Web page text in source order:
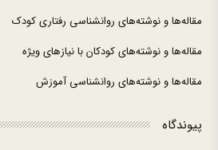
مقاله‌ها و نوشته‌های روانشناسی رفتاری کودک
مقاله‌ها و نوشته‌های کودکان با نیازهای ویژه
مقاله‌ها و نوشته‌های روانشناسی آموزش
پیوندگاه